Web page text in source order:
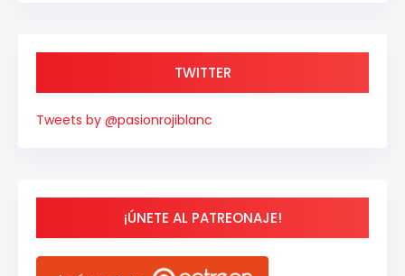
TWITTER
Tweets by @pasionrojiblanc
¡ÚNETE AL PATREONAJE!